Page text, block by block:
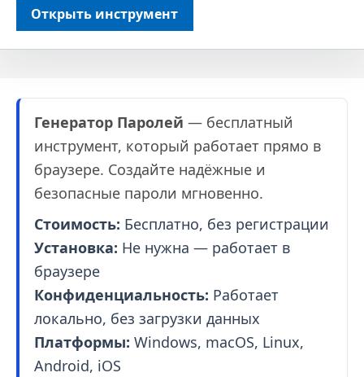
Открыть инструмент
Генератор Паролей — бесплатный
инструмент, который работает прямо в
браузере. Создайте надёжные и
безопасные пароли мгновенно.
Стоимость: Бесплатно, без регистрации
Установка: Не нужна — работает в
браузере
Конфиденциальность: Работает
локально, без загрузки данных
Платформы: Windows, macOS, Linux,
Android, iOS